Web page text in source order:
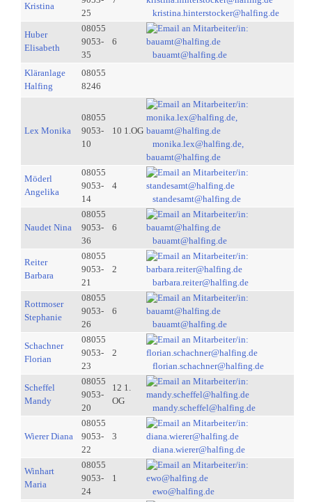
Kristina
25
kristina.hinterstocker@halfing.de
Huber
Elisabeth
08055
9053-
35
6
bauamt@halfing.de
Kläranlage
Halfing
08055
8246
Lex Monika
08055
9053-
10
10 1.OG
monika.lex@halfing.de,
bauamt@halfing.de
Möderl
Angelika
08055
9053-
14
4
standesamt@halfing.de
Naudet Nina
08055
9053-
36
6
bauamt@halfing.de
Reiter
Barbara
08055
9053-
21
2
barbara.reiter@halfing.de
Rottmoser
Stephanie
08055
9053-
26
6
bauamt@halfing.de
Schachner
Florian
08055
9053-
23
2
florian.schachner@halfing.de
Scheffel
Mandy
08055
9053-
20
12 1.
OG
mandy.scheffel@halfing.de
Wierer Diana
08055
9053-
22
3
diana.wierer@halfing.de
Winhart
Maria
08055
9053-
24
1
ewo@halfing.de